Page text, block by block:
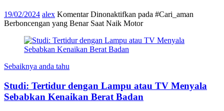
19/02/2024 alex Komentar Dinonaktifkan pada #Cari_aman
Berboncengan yang Benar Saat Naik Motor
Sebaiknya anda tahu
Studi: Tertidur dengan Lampu atau TV Menyala
Sebabkan Kenaikan Berat Badan